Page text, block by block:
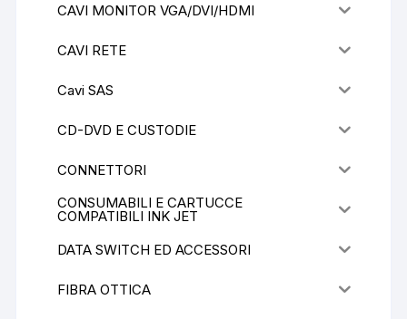
CAVI MONITOR VGA/DVI/HDMI
CAVI RETE
Cavi SAS
CD-DVD E CUSTODIE
CONNETTORI
CONSUMABILI E CARTUCCE
COMPATIBILI INK JET
DATA SWITCH ED ACCESSORI
FIBRA OTTICA